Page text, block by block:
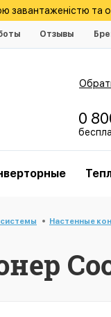
завантаженістю
Отзывы
0
Настенные